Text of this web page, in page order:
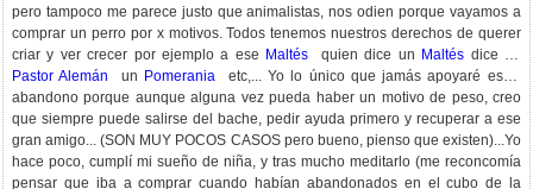
pero tampoco me parece justo que animalistas, nos odien porque vayamos a
comprar un perro por x motivos. Todos tenemos nuestros derechos de querer
criar y ver crecer por ejemplo a ese Maltés quien dice un Maltés dice un
Pastor Alemán un Pomerania etc,... Yo lo único que jamás apoyaré es el
abandono porque aunque alguna vez pueda haber un motivo de peso, creo
que siempre puede salirse del bache, pedir ayuda primero y recuperar a ese
gran amigo... (SON MUY POCOS CASOS pero bueno, pienso que existen)...Yo
hace poco, cumplí mi sueño de niña, y tras mucho meditarlo (me reconcomía
pensar que iba a comprar cuando habían abandonados en el cubo de la